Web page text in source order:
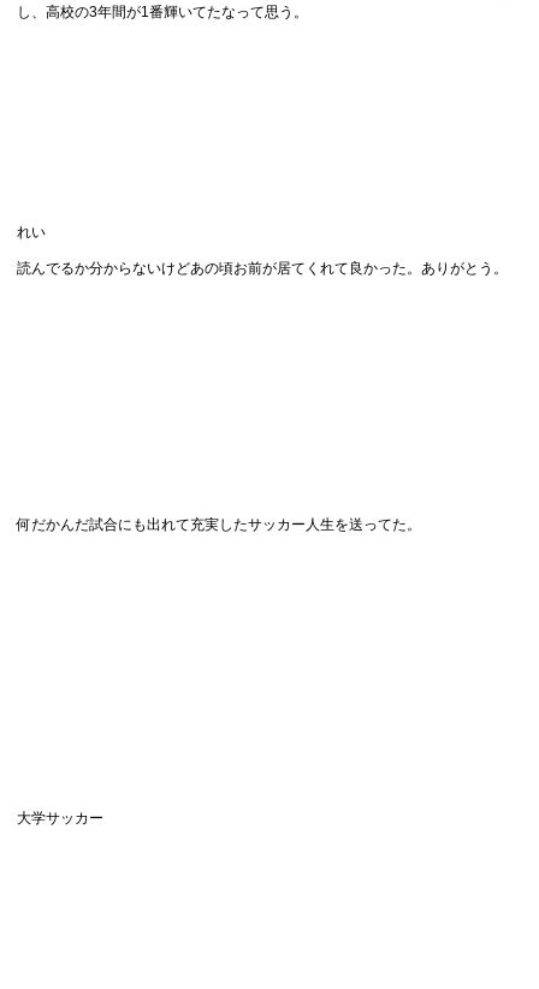
し、高校の3年間が1番輝いてたなって思う。
れい
読んでるか分からないけどあの頃お前が居てくれて良かった。ありがとう。
何だかんだ試合にも出れて充実したサッカー人生を送ってた。
大学サッカー